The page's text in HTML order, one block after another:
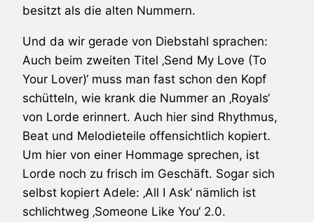
besitzt als die alten Nummern.
Und da wir gerade von Diebstahl sprachen:
Auch beim zweiten Titel ‚Send My Love (To
Your Lover)‘ muss man fast schon den Kopf
schütteln, wie krank die Nummer an ‚Royals‘
von Lorde erinnert. Auch hier sind Rhythmus,
Beat und Melodieteile offensichtlich kopiert.
Um hier von einer Hommage sprechen, ist
Lorde noch zu frisch im Geschäft. Sogar sich
selbst kopiert Adele: ‚All I Ask‘ nämlich ist
schlichtweg ‚Someone Like You‘ 2.0.